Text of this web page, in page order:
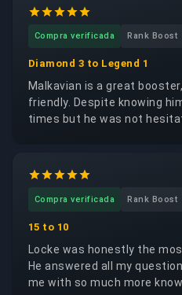
Compra verificada Rank Boost
Diamond 3 to Legend 1
Malkavian is a great
friendly. Despite knowing
times but he was not
know how he went during
order delivered. Thank you
Compra verificada Rank Boost
15 to 10
Locke was honestly the
He answered all my
me with so much more